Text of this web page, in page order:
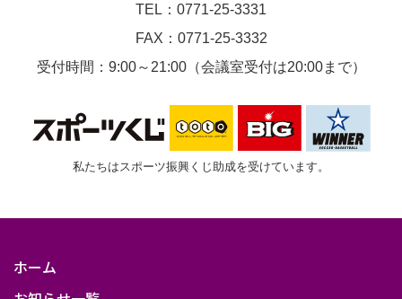
TEL：0771-25-3331
FAX：0771-25-3332
受付時間：9:00～21:00（会議室受付は20:00まで）
私たちはスポーツ振興くじ助成を受けています。
ホーム